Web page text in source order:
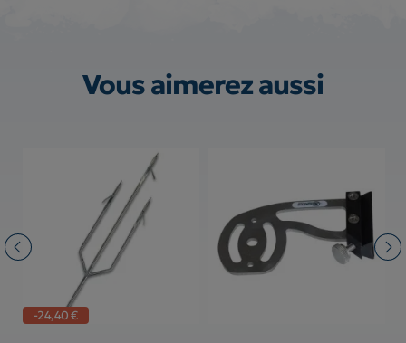
Vous aimerez aussi
-24,40 €